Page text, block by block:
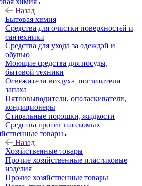
химия
Назад
Бытовая химия
Средства для очистки поверхностей и
сантехники
Средства для ухода за одеждой и
обувью
Моющие средства для посуды,
бытовой техники
Освежители воздуха, поглотители
запаха
Пятновыводители, ополаскиватели,
кондиционеры
Стиральные порошки, жидкости
Средства против насекомых
товары
Назад
Хозяйственные товары
Прочие хозяйственные пластиковые
изделия
Прочие хозяйственные товары